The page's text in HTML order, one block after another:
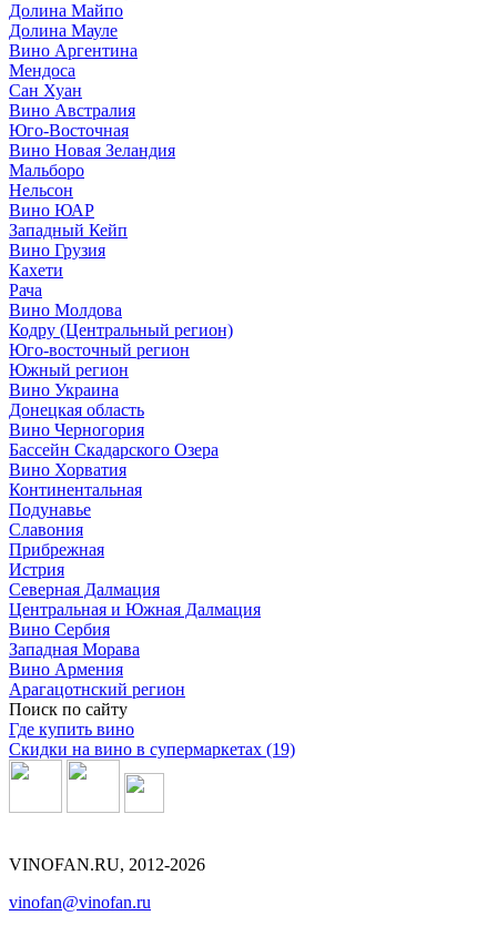
Долина Майпо
Долина Мауле
Вино Аргентина
Мендоса
Сан Хуан
Вино Австралия
Юго-Восточная
Вино Новая Зеландия
Мальборо
Нельсон
Вино ЮАР
Западный Кейп
Вино Грузия
Кахети
Рача
Вино Молдова
Кодру (Центральный регион)
Юго-восточный регион
Южный регион
Вино Украина
Донецкая область
Вино Черногория
Бассейн Скадарского Озера
Вино Хорватия
Континентальная
Подунавье
Славония
Прибрежная
Истрия
Северная Далмация
Центральная и Южная Далмация
Вино Сербия
Западная Морава
Вино Армения
Арагацотнский регион
Поиск по сайту
Где купить вино
Скидки на вино в супермаркетах (19)
VINOFAN.RU, 2012-2026
vinofan@vinofan.ru